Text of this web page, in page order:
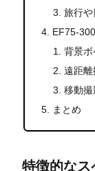
旅行
EF75-
背景
遠距
移動
まとめ
特徴的なス